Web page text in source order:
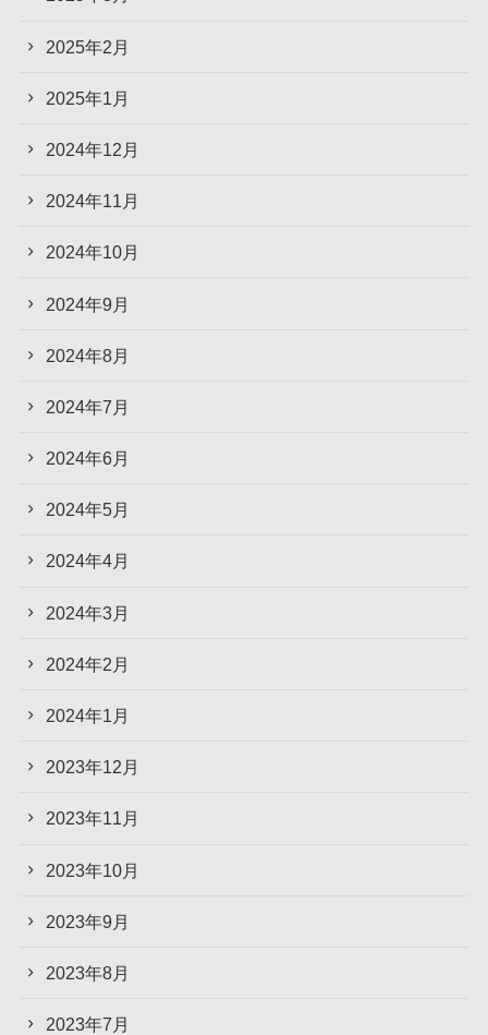
2025年2月
2025年1月
2024年12月
2024年11月
2024年10月
2024年9月
2024年8月
2024年7月
2024年6月
2024年5月
2024年4月
2024年3月
2024年2月
2024年1月
2023年12月
2023年11月
2023年10月
2023年9月
2023年8月
2023年7月